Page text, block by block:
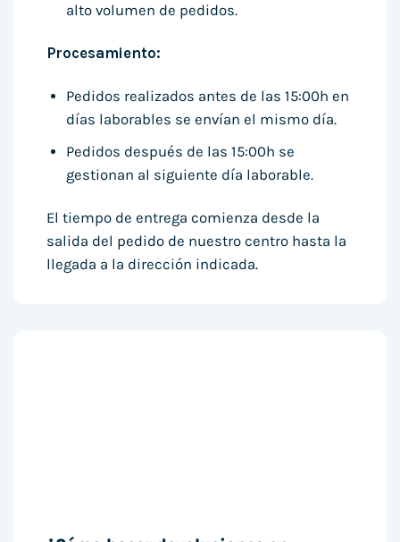
alto volumen de pedidos.
Procesamiento:
Pedidos realizados antes de las 15:00h en
días laborables se envían el mismo día.
Pedidos después de las 15:00h se
gestionan al siguiente día laborable.
El tiempo de entrega comienza desde la
salida del pedido de nuestro centro hasta la
llegada a la dirección indicada.